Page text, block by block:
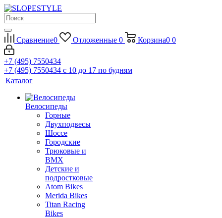
Сравнение0 Отложенные 0 Корзина0 0
+7 (495) 7550434
+7 (495) 7550434 с 10 до 17 по будням
Каталог
Велосипеды
Горные
Двухподвесы
Шоссе
Городские
Трюковые и
BMX
Детские и
подростковые
Atom Bikes
Merida Bikes
Titan Racing
Bikes